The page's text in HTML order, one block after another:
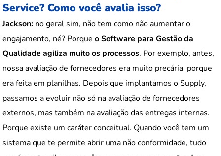
Service? Como você avalia isso?
Jackson: no geral sim, não tem como não aumentar o
engajamento, né? Porque o Software para Gestão da
Qualidade agiliza muito os processos. Por exemplo, antes,
nossa avaliação de fornecedores era muito precária, porque
era feita em planilhas. Depois que implantamos o Supply,
passamos a evoluir não só na avaliação de fornecedores
externos, mas também na avaliação das entregas internas.
Porque existe um caráter conceitual. Quando você tem um
sistema que te permite abrir uma não conformidade, tudo